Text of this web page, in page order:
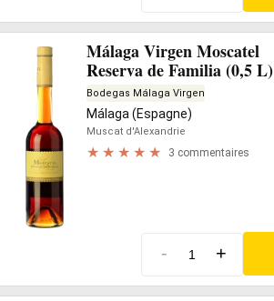
Málaga Virgen Moscatel
Reserva de Familia (0,5 L)
Bodegas Málaga Virgen
Málaga (Espagne)
Muscat d'Alexandrie
3 commentaires
- +